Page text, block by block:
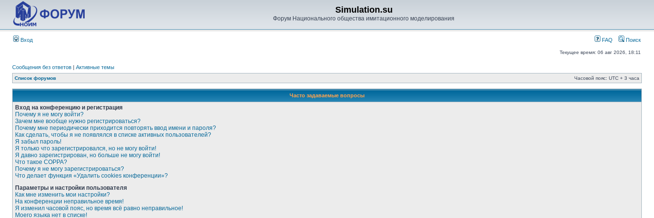
Simulation.su
Форум Национального общества имитационного моделирования
Вход FAQ Поиск
Текущее время: 06 авг 2026, 18:11
Сообщения без ответов | Активные темы
Список форумов Часовой пояс: UTC + 3 часа
Часто задаваемые вопросы
Вход на конференцию и регистрация
Почему я не могу войти?
Зачем мне вообще нужно регистрироваться?
Почему мне периодически приходится повторять ввод имени и пароля?
Как сделать, чтобы я не появлялся в списке активных пользователей?
Я забыл пароль!
Я только что зарегистрировался, но не могу войти!
Я давно зарегистрирован, но больше не могу войти!
Что такое COPPA?
Почему я не могу зарегистрироваться?
Что делает функция «Удалить cookies конференции»?
Параметры и настройки пользователя
Как мне изменить мои настройки?
На конференции неправильное время!
Я изменил часовой пояс, но время всё равно неправильное!
Моего языка нет в списке!